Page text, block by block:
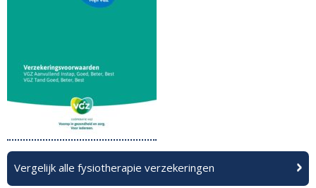
Vergelijk alle fysiotherapie verzekeringen